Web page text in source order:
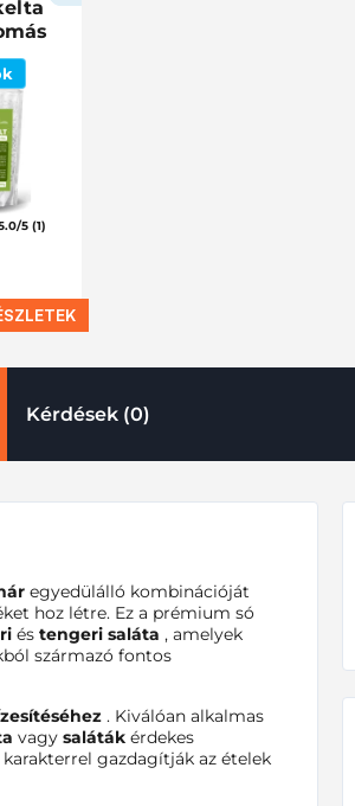
5 (1)
Kérdések (0)
egyedülálló kombinációját
hoz létre. Ez a prémium só
és tengeri saláta , amelyek
származó fontos
. Kiválóan alkalmas
vagy saláták érdekes
gazdagítják az ételek